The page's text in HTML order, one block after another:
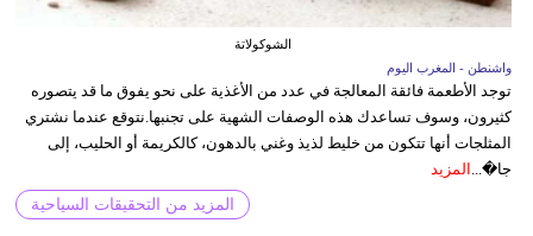
الشوكولاتة
واشنطن - المغرب اليوم
توجد الأطعمة فائقة المعالجة في عدد من الأغذية على نحو يفوق ما قد يتصوره
كثيرون، وسوف تساعدك هذه الوصفات الشهية على تجنبها.نتوقع عندما نشتري
المثلجات أنها تتكون من خليط لذيذ وغني بالدهون، كالكريمة أو الحليب، إلى
جا�... المزيد
المزيد من التحقيقات السياحية